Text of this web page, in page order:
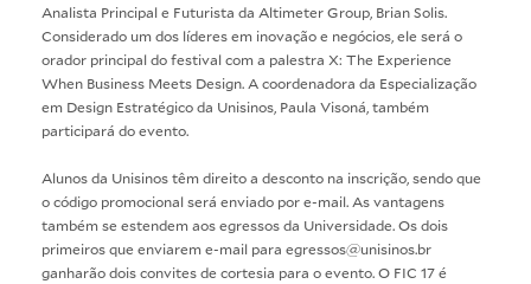
Analista Principal e Futurista da Altimeter Group, Brian Solis.
Considerado um dos líderes em inovação e negócios, ele será o
orador principal do festival com a palestra X: The Experience
When Business Meets Design. A coordenadora da Especialização
em Design Estratégico da Unisinos, Paula Visoná, também
participará do evento.
Alunos da Unisinos têm direito a desconto na inscrição, sendo que
o código promocional será enviado por e-mail. As vantagens
também se estendem aos egressos da Universidade. Os dois
primeiros que enviarem e-mail para egressos@unisinos.br
ganharão dois convites de cortesia para o evento. O FIC 17 é